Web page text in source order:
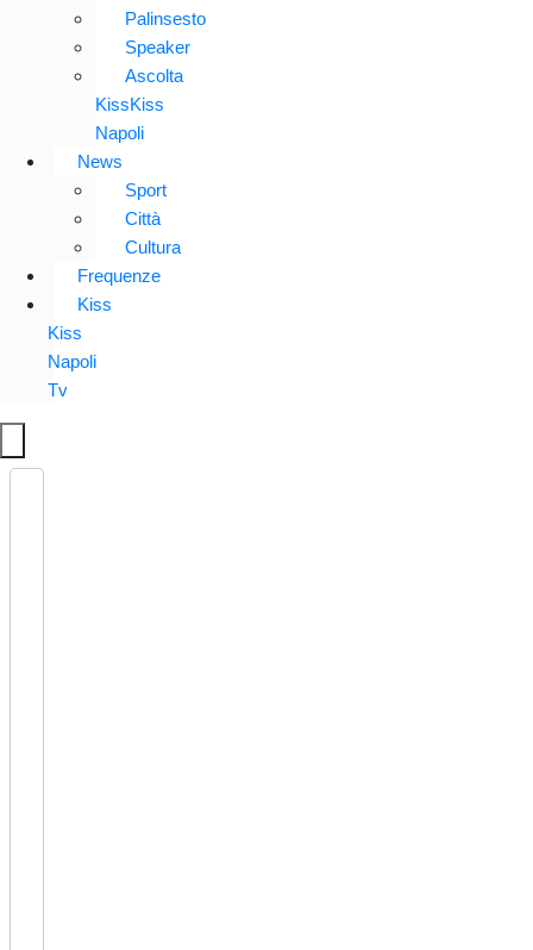
Palinsesto
Speaker
Ascolta
KissKiss
Napoli
News
Sport
Città
Cultura
Frequenze
Kiss
Kiss
Napoli
Tv